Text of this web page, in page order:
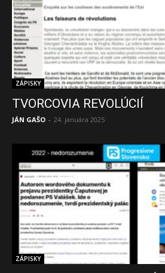
ZÁPISKY
TVORCOVIA REVOLÚCIÍ
JÁN GAŠO - 24. januára 2025
ZÁPISKY